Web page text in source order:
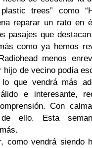
trees” como
reparar un rato en
pasajes que
como ya hemos
menos
hijo de vecino podía
que vendrá más
e interesante,
Con
de ello. Esta
como vendrá siendo